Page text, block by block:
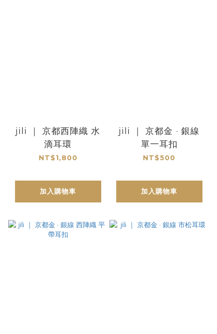
jili ｜ 京都西陣織 水
滴耳環
NT$1,800
加入購物車
jili ｜ 京都金 · 銀線
單一耳扣
NT$500
加入購物車